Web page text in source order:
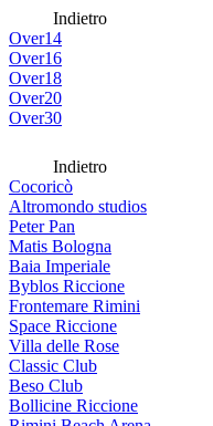
Indietro
Over14
Over16
Over18
Over20
Over30
Indietro
Cocoricò
Altromondo studios
Peter Pan
Matis Bologna
Baia Imperiale
Byblos Riccione
Frontemare Rimini
Space Riccione
Villa delle Rose
Classic Club
Beso Club
Bollicine Riccione